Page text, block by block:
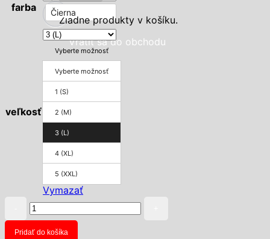
Žiadne produkty v košíku.
Vrátiť sa do obchodu
farba Čierna
veľkosť
Vyberte možnosť
Vyberte možnosť
1 (S)
2 (M)
3 (L)
4 (XL)
5 (XXL)
Vymazať
množstvo
Princeznovské
Pridať do košíka